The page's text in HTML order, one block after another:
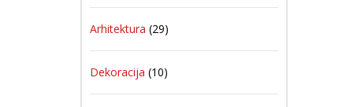
Arhitektura (29)
Dekoracija (10)